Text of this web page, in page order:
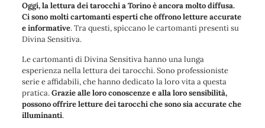
Oggi, la lettura dei tarocchi a Torino è ancora molto diffusa.
Ci sono molti cartomanti esperti che offrono letture accurate
e informative. Tra questi, spiccano le cartomanti presenti su
Divina Sensitiva.
Le cartomanti di Divina Sensitiva hanno una lunga
esperienza nella lettura dei tarocchi. Sono professioniste
serie e affidabili, che hanno dedicato la loro vita a questa
pratica.Grazie alle loro conoscenze e alla loro sensibilità,
possono offrire letture dei tarocchi che sono sia accurate che
illuminanti.